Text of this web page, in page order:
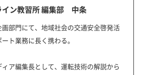
イン教習所 編集部 中条
画部門にて、地域社会の交通安全啓発活
ト業務に長く携わる。
ア編集長として、運転技術の解説から